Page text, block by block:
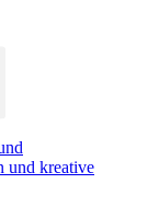
und kreative